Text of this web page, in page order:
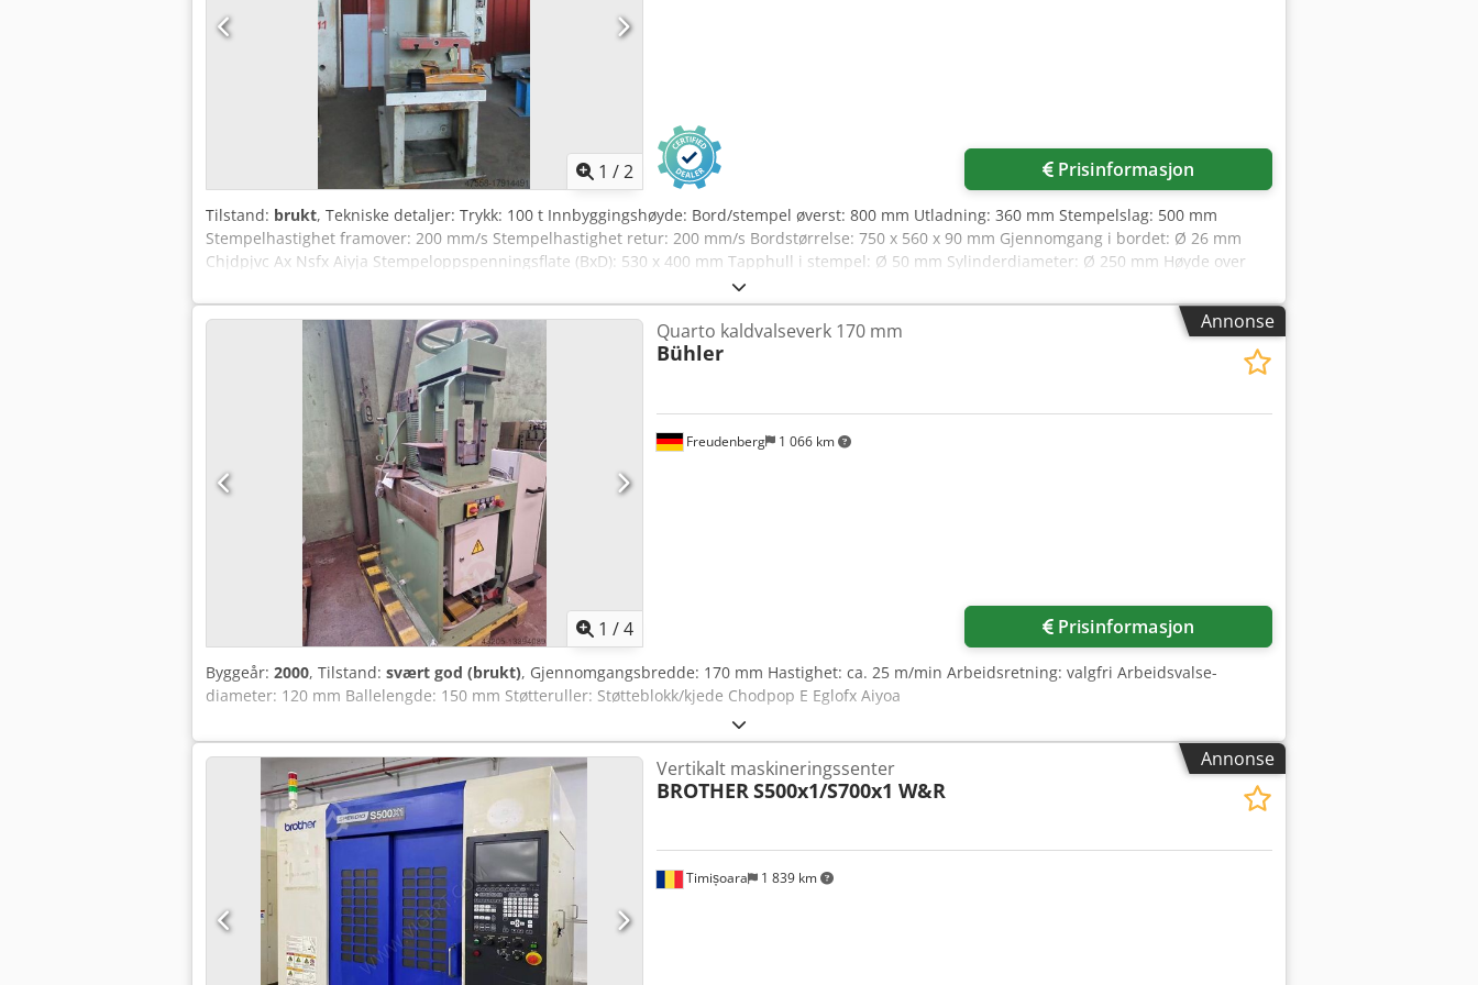
jobbliste (manuell påsetting, tilleggsutstyr). • Inline direkte-til-materialutskrift uten operatørinvolvering (tilleggsutstyr). • Strekkode- eller QR-
kodeutskrift eller -skanning for jobbinntasting (tilleggsutstyr). • Automatisk servoposisjonering av sagens gjæringsvinkel opptil ±75°
(tilleggsutstyr). Svært godt egnet for: • Produksjon av vinduer og dører • Produksjon av gjæringskappede aluminiums­konstruksjoner • Produksjon
av aluminiumsstrukturer • Produksjon av komposittmaterialer • Produksjon av persienner, gardiner og møbler • Aluminiumsutsalg Chodpfx Aisf
Ekn Deysa Modell: A550 Lengde: 6 m Lineærenhet: ProfiStop Alpha Materiallengde: 4680 mm Matingkapasitet: 20–40 kg Programvare: Optimiser
KVALITETSMASKINER PRODUSERT I AUSTRALIA.
1 /2 Prisinformasjon
Tilstand: brukt, Tekniske detaljer: Trykk: 100 t Innbyggingshøyde: Bord/stempel øverst: 800 mm Utladning: 360 mm Stempelslag: 500 mm
Stempelhastighet framover: 200 mm/s Stempelhastighet retur: 200 mm/s Bordstørrelse: 750 x 560 x 90 mm Gjennomgang i bordet: Ø 26 mm
Chjdpjvc Ax Nsfx Aiyja Stempeloppspenningsflate (BxD): 530 x 400 mm Tapphull i stempel: Ø 50 mm Sylinderdiameter: Ø 250 mm Høyde over
gulv: 720 mm Total effektbehov: 17,0 kW Maskinvekt ca.: 5,5 t Maskindimensjoner (LxBxH): ca. 1,8 x 1,2 x 3,2 m
Annonse
1 /4
Freudenberg 1 066 km
Quarto kaldvalseverk 170 mm
Bühler
Prisinformasjon
Byggeår: 2000, Tilstand: svært god (brukt), Gjennomgangsbredde: 170 mm Hastighet: ca. 25 m/min Arbeidsretning: valgfri Arbeidsvalse-
diameter: 120 mm Ballelengde: 150 mm Støtteruller: Støtteblokk/kjede Chodpop E Eglofx Aiyoa
Annonse
Timișoara 1 839 km
Vertikalt maskineringssenter
BROTHERS500x1/S700x1 W&R